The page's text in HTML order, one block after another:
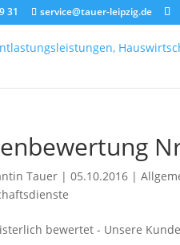
31 service@tauer-leipzig.de
Tauer |05.10.2016 |